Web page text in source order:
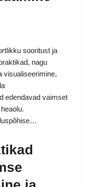
sooritust ja
nagu
visualiseerimine,
edendavad vaimset